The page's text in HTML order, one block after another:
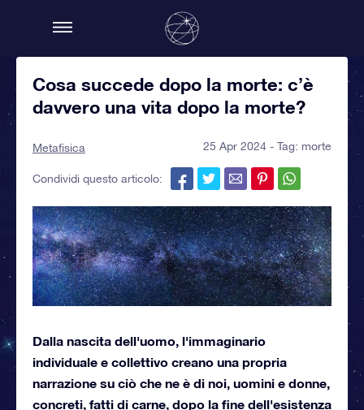
Cosa succede dopo la morte: c’è
davvero una vita dopo la morte?
Metafisica 25 Apr 2024 - Tag: morte
Condividi questo articolo:
Dalla nascita dell'uomo, l'immaginario
individuale e collettivo creano una propria
narrazione su ciò che ne è di noi, uomini e donne,
concreti, fatti di carne, dopo la fine dell'esistenza